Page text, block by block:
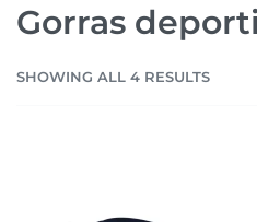
Gorras
SHOWING ALL 4 RESULTS